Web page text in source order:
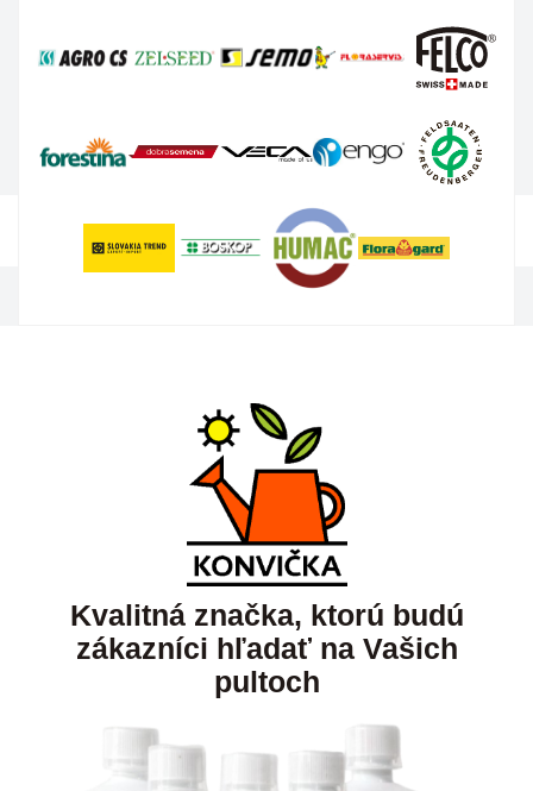
Kvalitná značka, ktorú budú
zákazníci hľadať na Vašich
pultoch